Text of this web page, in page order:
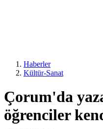
Haberler
Kültür-Sanat
Çorum'da
öğrenciler